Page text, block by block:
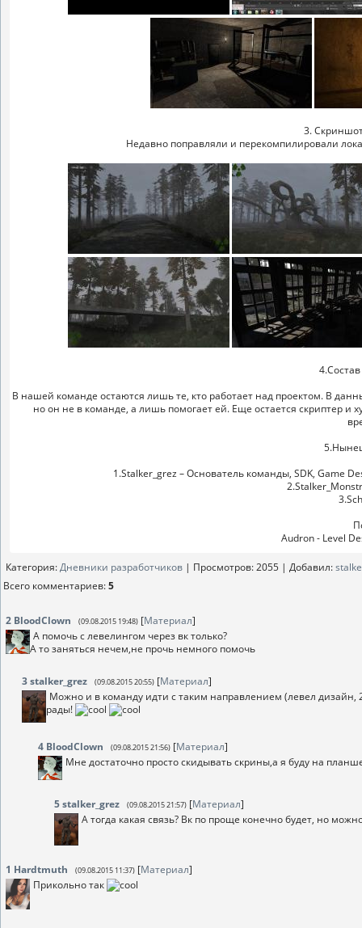
3.
Недавно поправляли и перекомпилировали
В нашей команде остаются лишь те, кто работает над проектом. В
но он не в команде, а лишь помогает ей. Еще остается скриптер
1.Stalker_grez – Основатель команды, SDK, Game
Audron - Level
Категория:Дневники разработчиков | Просмотров: 2055 | Добавил:
Всего комментариев:5
2 BloodClown (09.08.2015 19:48) [Материал]
А помочь с левелингом через вк только?
А то заняться нечем,не прочь немного помочь
3stalker_grez (09.08.2015 20:55) [Материал]
Можно и в команду идти с таким направлением (левел дизайн,
рады!
4 BloodClown (09.08.2015 21:56) [Материал]
Мне достаточно просто скидывать скрины,а я буду на
5stalker_grez (09.08.2015 21:57) [Материал]
А тогда какая связь? Вк по проще конечно будет, но
1 Hardtmuth (09.08.2015 11:37) [Материал]
Прикольно так